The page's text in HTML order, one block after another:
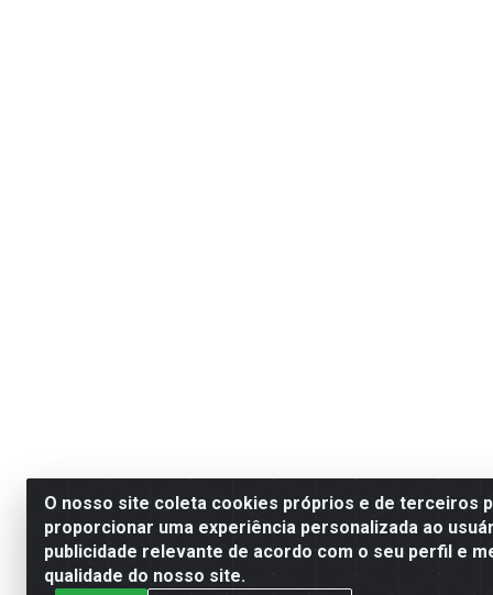
O nosso site coleta cookies próprios e de terceiros
proporcionar uma experiência personalizada ao
publicidade relevante de acordo com o seu perfil e
qualidade do nosso site.